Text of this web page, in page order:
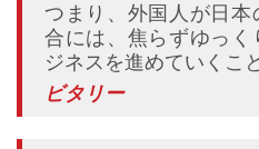
つまり、外国人が日
合には、焦らずゆっ
ジネスを進めていくこ
ビタリー